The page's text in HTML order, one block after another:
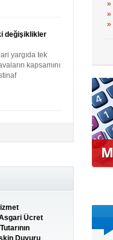
değişiklikler
yargıda tek
kapsamını
Ücret
Duyuru
»
»
»